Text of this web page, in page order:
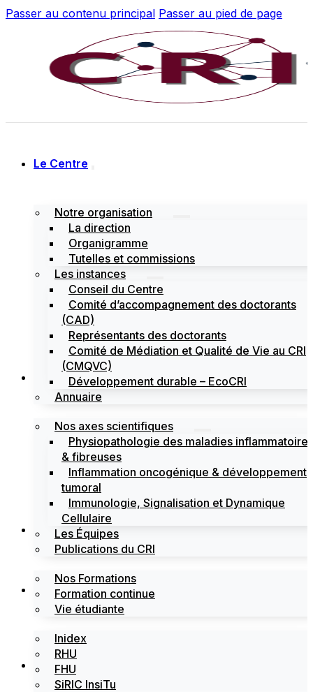
Passer au contenu principal Passer au pied de page
Le Centre
Notre organisation
La direction
Organigramme
Tutelles et commissions
Les instances
Conseil du Centre
Comité d’accompagnement des doctorants
(CAD)
Représentants des doctorants
Comité de Médiation et Qualité de Vie au CRI
(CMQVC)
Développement durable – EcoCRI
Annuaire
Recherche
Nos axes scientifiques
Physiopathologie des maladies inflammatoires
& fibreuses
Inflammation oncogénique & développement
tumoral
Immunologie, Signalisation et Dynamique
Cellulaire
Les Équipes
Publications du CRI
Formations
Nos Formations
Formation continue
Vie étudiante
Labels
Inidex
RHU
FHU
SiRIC InsiTu
Les plateformes